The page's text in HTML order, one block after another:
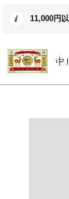
11,000円